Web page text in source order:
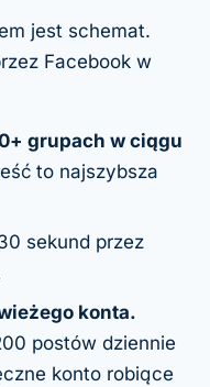
jest schemat.
Facebook w
grupach w ciągu
to najszybsza
sekund przez
konta.
postów dziennie
konto robiące